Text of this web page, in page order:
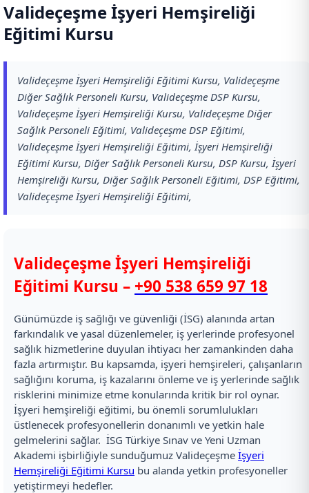
Valideçeşme İşyeri Hemşireliği
Eğitimi Kursu
Valideçeşme İşyeri Hemşireliği Eğitimi Kursu, Valideçeşme
Diğer Sağlık Personeli Kursu, Valideçeşme DSP Kursu,
Valideçeşme İşyeri Hemşireliği Kursu, Valideçeşme Diğer
Sağlık Personeli Eğitimi, Valideçeşme DSP Eğitimi,
Valideçeşme İşyeri Hemşireliği Eğitimi, İşyeri Hemşireliği
Eğitimi Kursu, Diğer Sağlık Personeli Kursu, DSP Kursu, İşyeri
Hemşireliği Kursu, Diğer Sağlık Personeli Eğitimi, DSP Eğitimi,
Valideçeşme İşyeri Hemşireliği Eğitimi,
Valideçeşme İşyeri Hemşireliği
Eğitimi Kursu – +90 538 659 97 18
Günümüzde iş sağlığı ve güvenliği (İSG) alanında artan
farkındalık ve yasal düzenlemeler, iş yerlerinde profesyonel
sağlık hizmetlerine duyulan ihtiyacı her zamankinden daha
fazla artırmıştır. Bu kapsamda, işyeri hemşireleri, çalışanların
sağlığını koruma, iş kazalarını önleme ve iş yerlerinde sağlık
risklerini minimize etme konularında kritik bir rol oynar.
İşyeri hemşireliği eğitimi, bu önemli sorumlulukları
üstlenecek profesyonellerin donanımlı ve yetkin hale
gelmelerini sağlar. İSG Türkiye Sınav ve Yeni Uzman
Akademi işbirliğiyle sunduğumuz Valideçeşme İşyeri
Hemşireliği Eğitimi Kursu bu alanda yetkin profesyoneller
yetiştirmeyi hedefler.